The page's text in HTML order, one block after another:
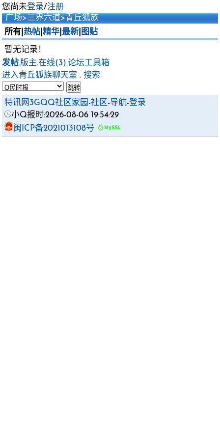
您尚未登录/注册
广场>三界六道>青丘狐族
所有| 热帖 精华 最新 图贴
暂无记录！
发帖.版主.在线(3).论坛工具箱
进入青丘狐族聊天室 . 搜索
特讯网3GQQ社区家园 -社区 -导航-登录
小Q报时:2026-08-06 19:54:29
闽ICP备2021013108号